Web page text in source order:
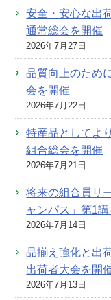
安全・安心な出
通常総会を開催
2026年7月27日
品質向上のため
会を開催
2026年7月22日
特産品としてよ
組合総会を開催
2026年7月21日
将来の組合員リ
ャンパス」第1
2026年7月14日
品揃え強化と出
出荷者大会を開
2026年7月13日